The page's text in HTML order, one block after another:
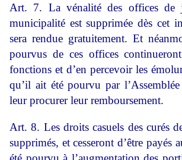
Art. 7. La vénalité des offices de
municipalité est supprimée dès cet
sera rendue gratuitement. Et
pourvus de ces offices
fonctions et d’en percevoir les
qu’il ait été pourvu par
leur procurer leur remboursement.
Art. 8. Les droits casuels des curés
supprimés, et cesseront d’être payés